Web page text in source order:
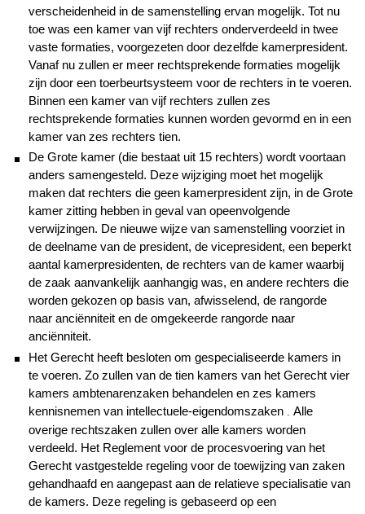
verscheidenheid in de samenstelling ervan mogelijk. Tot nu
toe was een kamer van vijf rechters onderverdeeld in twee
vaste formaties, voorgezeten door dezelfde kamerpresident.
Vanaf nu zullen er meer rechtsprekende formaties mogelijk
zijn door een toerbeurtsysteem voor de rechters in te voeren.
Binnen een kamer van vijf rechters zullen zes
rechtsprekende formaties kunnen worden gevormd en in een
kamer van zes rechters tien.
De Grote kamer (die bestaat uit 15 rechters) wordt voortaan
anders samengesteld. Deze wijziging moet het mogelijk
maken dat rechters die geen kamerpresident zijn, in de Grote
kamer zitting hebben in geval van opeenvolgende
verwijzingen. De nieuwe wijze van samenstelling voorziet in
de deelname van de president, de vicepresident, een beperkt
aantal kamerpresidenten, de rechters van de kamer waarbij
de zaak aanvankelijk aanhangig was, en andere rechters die
worden gekozen op basis van, afwisselend, de rangorde
naar anciënniteit en de omgekeerde rangorde naar
anciënniteit.
Het Gerecht heeft besloten om gespecialiseerde kamers in
te voeren. Zo zullen van de tien kamers van het Gerecht vier
kamers ambtenarenzaken behandelen en zes kamers
kennisnemen van intellectuele-eigendomszaken
Alle
overige rechtszaken zullen over alle kamers worden
verdeeld. Het Reglement voor de procesvoering van het
Gerecht vastgestelde regeling voor de toewijzing van zaken
gehandhaafd en aangepast aan de relatieve specialisatie van
de kamers. Deze regeling is gebaseerd op een